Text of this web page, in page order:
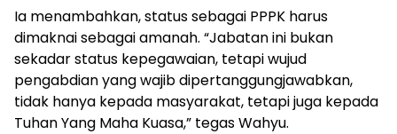
Ia menambahkan, status sebagai PPPK harus
dimaknai sebagai amanah. “Jabatan ini bukan
sekadar status kepegawaian, tetapi wujud
pengabdian yang wajib dipertanggungjawabkan,
tidak hanya kepada masyarakat, tetapi juga kepada
Tuhan Yang Maha Kuasa,” tegas Wahyu.